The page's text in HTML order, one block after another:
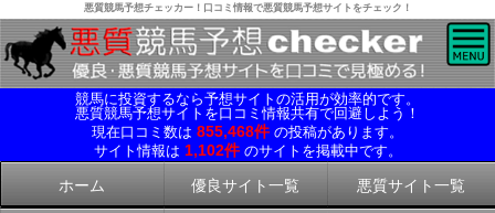
悪質競馬予想チェッカー！口コミ情報で悪質競馬予想サイトをチェック！
競馬に投資するなら予想サイトの活用が効率的です。
悪質競馬予想サイトを口コミ情報共有で回避しよう！
現在口コミ数は 855,468件 の投稿があります。
サイト情報は 1,102件 のサイトを掲載中です。
ホーム 優良サイト一覧 悪質サイト一覧